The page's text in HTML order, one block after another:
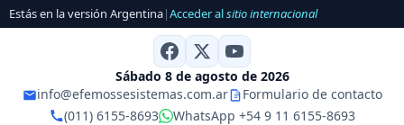
Estás en la versión Argentina|Acceder alsitio internacional
Sábado 8 de agosto de 2026
info@efemossesistemas.com.ar
Formulario de contacto
(011) 6155-8693
WhatsApp +54 9 11 6155-8693